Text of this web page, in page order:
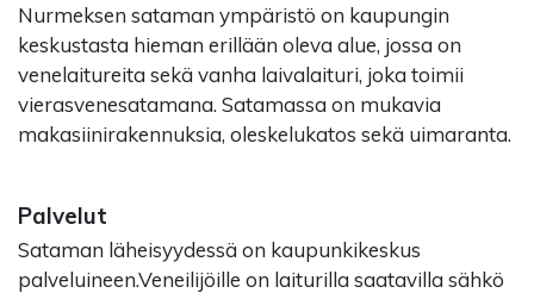
Nurmeksen sataman ympäristö on kaupungin
keskustasta hieman erillään oleva alue, jossa on
venelaitureita sekä vanha laivalaituri, joka toimii
vierasvenesatamana. Satamassa on mukavia
makasiinirakennuksia, oleskelukatos sekä uimaranta.
Palvelut
Sataman läheisyydessä on kaupunkikeskus
palveluineen.Veneilijöille on laiturilla saatavilla sähkö